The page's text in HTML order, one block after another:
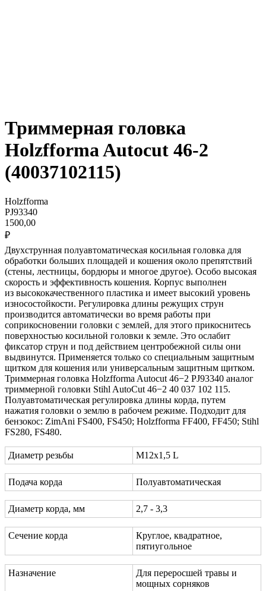
Триммерная головка
Holzfforma Autocut 46-2
(40037102115)
Holzfforma
PJ93340
1500,00
₽
Двухструнная полуавтоматическая косильная головка для
обработки больших площадей и кошения около препятствий
(стены, лестницы, бордюры и многое другое). Особо высокая
скорость и эффективность кошения. Корпус выполнен
из высококачественного пластика и имеет высокий уровень
износостойкости. Регулировка длины режущих струн
производится автоматически во время работы при
соприкосновении головки с землей, для этого прикоснитесь
поверхностью косильной головки к земле. Это ослабит
фиксатор струн и под действием центробежной силы они
выдвинутся. Применяется только со специальным защитным
щитком для кошения или универсальным защитным щитком.
Триммерная головка Holzfforma Autocut 46−2 PJ93340 аналог
триммерной головки Stihl AutoCut 46−2 40 037 102 115.
Полуавтоматическая регулировка длины корда, путем
нажатия головки о землю в рабочем режиме. Подходит для
бензокос: ZimAni FS400, FS450; Holzfforma FF400, FF450; Stihl
FS280, FS480.
Диаметр резьбы М12х1,5 L
Подача корда Полуавтоматическая
Диаметр корда, мм 2,7 - 3,3
Сечение корда
Круглое, квадратное,
пятиугольное
Назначение
Для переросшей травы и
мощных сорняков